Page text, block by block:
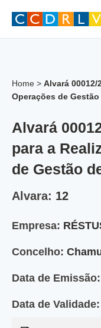
Home > Alvará 00012/
Operações de
Alvará
para a
de Gestão
Alvara: 12
Empresa:
Concelho:
Data de Emissão:
Data de Validade: